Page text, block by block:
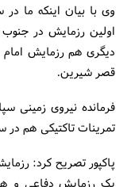
دیگری هم رزمایش
قصر شیرین.
فرمانده نیروی زمینی
تمرینات تاکتیکی هم
یک رزمایش دفاعی و